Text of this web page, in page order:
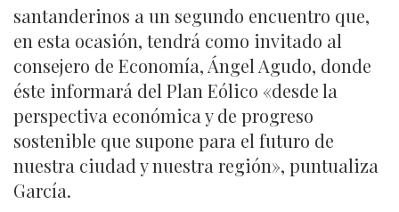
santanderinos a un segundo encuentro que,
en esta ocasión, tendrá como invitado al
consejero de Economía, Ángel Agudo, donde
éste informará del Plan Eólico «desde la
perspectiva económica y de progreso
sostenible que supone para el futuro de
nuestra ciudad y nuestra región», puntualiza
García.